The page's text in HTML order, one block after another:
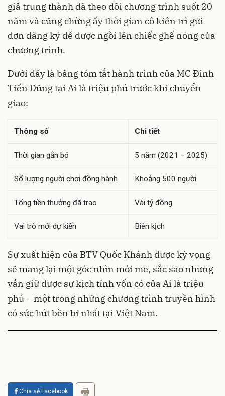
giả trung thành đã theo dõi chương trình suốt 20
năm và cũng chừng ấy thời gian cô kiên trì gửi
đơn đăng ký để được ngồi lên chiếc ghế nóng của
chương trình.
Dưới đây là bảng tóm tắt hành trình của MC Đinh
Tiến Dũng tại Ai là triệu phú trước khi chuyển
giao:
Thông số Chi tiết
Thời gian gắn bó 5 năm (2021 – 2025)
Số lượng người chơi đồng hành Khoảng 500 người
Tổng tiền thưởng đã trao Vài tỷ đồng
Vai trò mới dự kiến Biên kịch
Sự xuất hiện của BTV Quốc Khánh được kỳ vọng
sẽ mang lại một góc nhìn mới mẻ, sắc sảo nhưng
vẫn giữ được sự kịch tính vốn có của Ai là triệu
phú – một trong những chương trình truyền hình
có sức hút bền bỉ nhất tại Việt Nam.
Chia sẻ Facebook